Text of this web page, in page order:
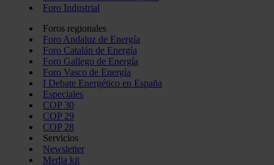
Foro Industrial
Foros regionales
Foro Andaluz de Energía
Foro Catalán de Energía
Foro Gallego de Energía
Foro Vasco de Energía
I Debate Energético en España
Especiales
COP 30
COP 29
COP 28
Servicios
Newsletter
Media kit